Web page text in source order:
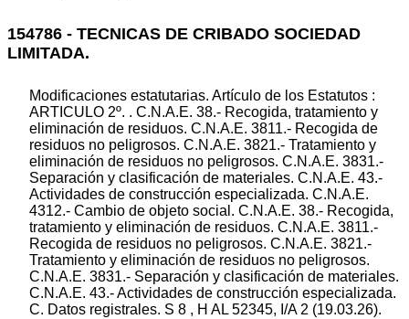
154786 - TECNICAS DE CRIBADO SOCIEDAD
LIMITADA.
Modificaciones estatutarias. Artículo de los Estatutos :
ARTICULO 2º. . C.N.A.E. 38.- Recogida, tratamiento y
eliminación de residuos. C.N.A.E. 3811.- Recogida de
residuos no peligrosos. C.N.A.E. 3821.- Tratamiento y
eliminación de residuos no peligrosos. C.N.A.E. 3831.-
Separación y clasificación de materiales. C.N.A.E. 43.-
Actividades de construcción especializada. C.N.A.E.
4312.- Cambio de objeto social. C.N.A.E. 38.- Recogida,
tratamiento y eliminación de residuos. C.N.A.E. 3811.-
Recogida de residuos no peligrosos. C.N.A.E. 3821.-
Tratamiento y eliminación de residuos no peligrosos.
C.N.A.E. 3831.- Separación y clasificación de materiales.
C.N.A.E. 43.- Actividades de construcción especializada.
C. Datos registrales. S 8 , H AL 52345, I/A 2 (19.03.26).